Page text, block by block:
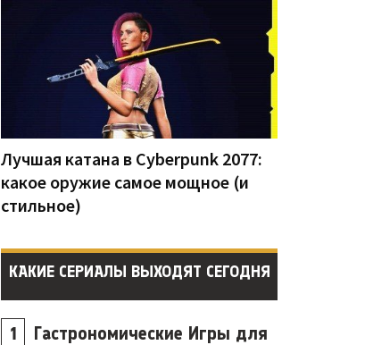
Лучшая катана в Cyberpunk 2077:
какое оружие самое мощное (и
стильное)
КАКИЕ СЕРИАЛЫ ВЫХОДЯТ СЕГОДНЯ
Гастрономические Игры для